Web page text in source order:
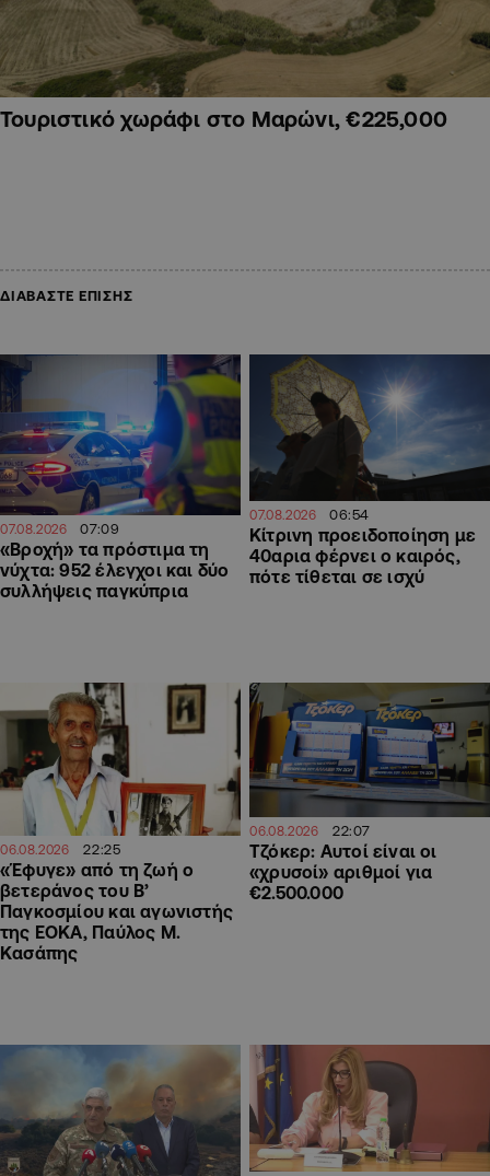
Τουριστικό χωράφι στο Μαρώνι, €225,000
ΔΙΑΒΑΣΤΕ ΕΠΙΣΗΣ
07.08.2026 07:09
«Βροχή» τα πρόστιμα τη
νύχτα: 952 έλεγχοι και δύο
συλλήψεις παγκύπρια
07.08.2026 06:54
Κίτρινη προειδοποίηση με
40αρια φέρνει ο καιρός,
πότε τίθεται σε ισχύ
06.08.2026 22:25
«Έφυγε» από τη ζωή ο
βετεράνος του Β’
Παγκοσμίου και αγωνιστής
της ΕΟΚΑ, Παύλος Μ.
Κασάπης
06.08.2026 22:07
Τζόκερ: Αυτοί είναι οι
«χρυσοί» αριθμοί για
€2.500.000